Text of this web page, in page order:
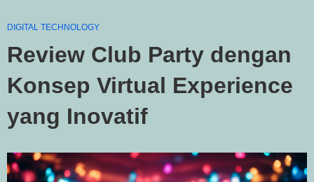
DIGITAL TECHNOLOGY
Review Club Party dengan
Konsep Virtual Experience
yang Inovatif